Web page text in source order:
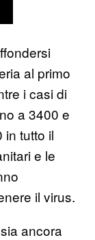
al primo
i casi di
a 3400 e
in tutto il
e le
il virus.
ancora